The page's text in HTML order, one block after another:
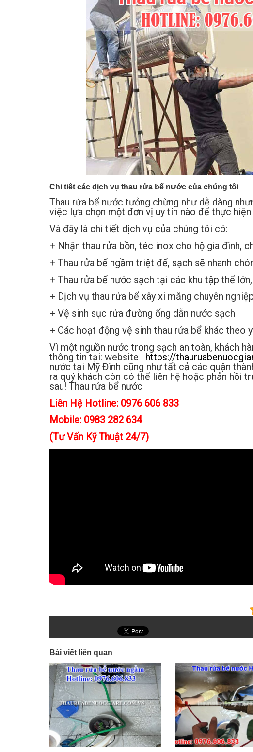
Chi tiêt các dịch vụ thau rửa bể nước của chúng tôi
Thau rửa bể nước tưởng chừng như dễ dàng
việc lựa chọn một đơn vị uy tín nào để thực
Và đây là chi tiết dịch vụ của chúng tôi có:
+ Nhận thau rửa bồn, téc inox cho hộ gia đình,
+ Thau rửa bể ngầm triệt để, sạch sẽ nhanh
+ Thau rửa bể nước sạch tại các khu tập thể
+ Dịch vụ thau rửa bể xây xi măng chuyên
+ Vệ sinh sục rửa đường ống dẫn nước sạch
+ Các hoạt động vệ sinh thau rửa bể khác theo
Vì một nguồn nước trong sạch an toàn, khách
thông tin tại: website : https://
nước tại Mỹ Đình cũng như tất cả các quận
ra quý khách còn có thể liên hệ hoặc phản hồi
sau! Thau rửa bể nước
Liên Hệ Hotline: 0976 606 833
Mobile: 0983 282 634
(Tư Vấn Kỹ Thuật 24/7)
Bài viết liên quan